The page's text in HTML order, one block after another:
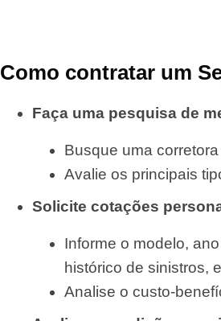
Como contratar um
Faça uma pesquisa de
Busque uma
Avalie os principais
Solicite cotações
Informe o modelo,
histórico de sinistros,
Analise o custo-